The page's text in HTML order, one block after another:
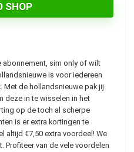
SHOP
abonnement, sim only of wilt
is voor iedereen
Met de hollandsnieuwe pak jij
deze in te wisselen in het
op de toch al scherpe
is er extra kortingen te
altijd €7,50 extra voordeel! We
Profiteer van de vele voordelen